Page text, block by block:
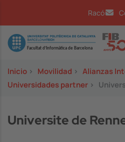
Racó
Image
Inicio > Movilidad > Alianzas
Universidades partner >
Universite de